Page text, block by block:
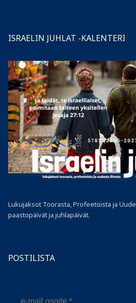
ISRAELIN JUHLAT -KALENTERI
Lukujaksot Toorasta, Profeetoista ja
paastopäivät ja juhlapäivät.
POSTILISTA